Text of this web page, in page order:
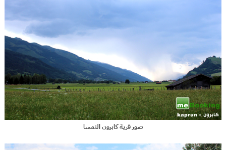
صور قرية كابرون النمسا